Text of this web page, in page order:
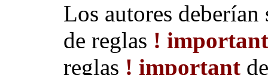
Los autores
de reglas ! important
reglas ! important